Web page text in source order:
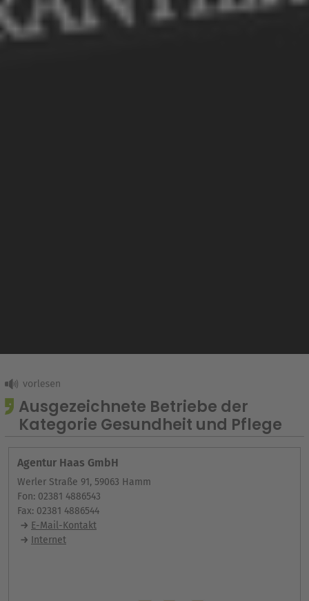
Ausgezeichnete Betriebe der
Kategorie Gesundheit und Pflege
Agentur Haas GmbH
Werler Straße 91, 59063 Hamm
Fon: 02381 4886543
Fax: 02381 4886544
E-Mail-Kontakt
Internet